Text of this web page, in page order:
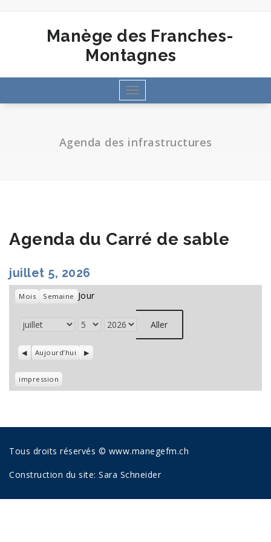
Manège des Franches-
Montagnes
Toggle
navigation
Agenda des infrastructures
Agenda du Carré de sable
juillet 5, 2026
Mois Semaine Jour
Mois
Jour
Année
Précédent
Aujourd’hui Suivant
Vue
impression
Tous droits réservés © www.manegefm.ch
Construction du site: Sara Schneider